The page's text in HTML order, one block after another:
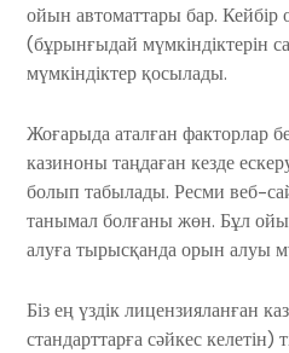
ойын автоматтары бар.
(бұрынғыдай мүмкіндіктерін
мүмкіндіктер қосылады.
Жоғарыда аталған факторлар
казиноны таңдаған кезде
болып табылады. Ресми веб-
танымал болғаны жөн. Бұл
алуға тырысқанда орын алуы
Біз ең үздік лицензияланған
стандарттарға сәйкес